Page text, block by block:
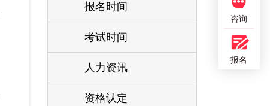
报名时间
考试时间
人力资讯
资格认定
咨询
报名